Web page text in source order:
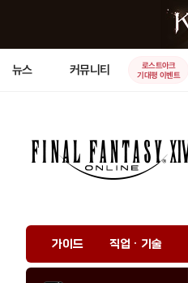
뉴스 커뮤니티
로스트아크
기대평 이벤트
가이드 직업 · 기술